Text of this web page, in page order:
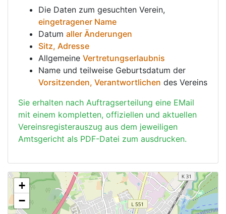
Die Daten zum gesuchten Verein,
eingetragener Name
Datum aller Änderungen
Sitz, Adresse
Allgemeine Vertretungserlaubnis
Name und teilweise Geburtsdatum der
Vorsitzenden, Verantwortlichen des Vereins
Sie erhalten nach Auftragserteilung eine EMail
mit einem kompletten, offiziellen und aktuellen
Vereinsregisterauszug aus dem jeweiligen
Amtsgericht als PDF-Datei zum ausdrucken.
+
−